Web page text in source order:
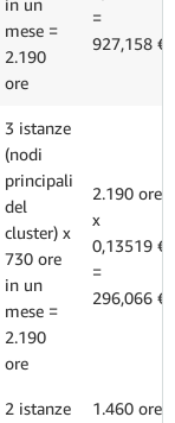
in un
mese =
2.190
ore
=
927,158 €
3 istanze
(nodi
principali
del
cluster) x
730 ore
in un
mese =
2.190
ore
2.190 ore
x
0,13519 €
=
296,066 €
2 istanze
1.460 ore